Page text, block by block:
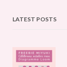
LATEST POSTS